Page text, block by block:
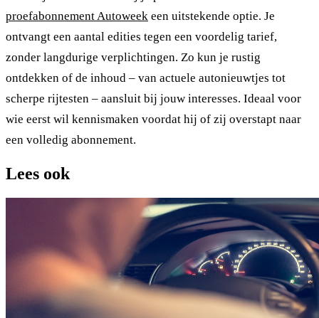
proefabonnement Autoweek een uitstekende optie. Je
ontvangt een aantal edities tegen een voordelig tarief,
zonder langdurige verplichtingen. Zo kun je rustig
ontdekken of de inhoud – van actuele autonieuwtjes tot
scherpe rijtesten – aansluit bij jouw interesses. Ideaal voor
wie eerst wil kennismaken voordat hij of zij overstapt naar
een volledig abonnement.
Lees ook